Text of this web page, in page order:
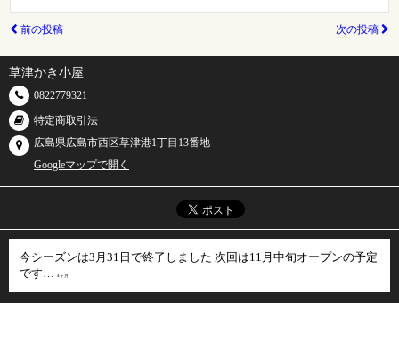
前の投稿 次の投稿
草津かき小屋
0822779321
特定商取引法
広島県広島市西区草津港1丁目13番地
Googleマップで開く
今シーズンは3月31日で終了しました 次回は11月中旬オープンの予定
です…
4ヶ月